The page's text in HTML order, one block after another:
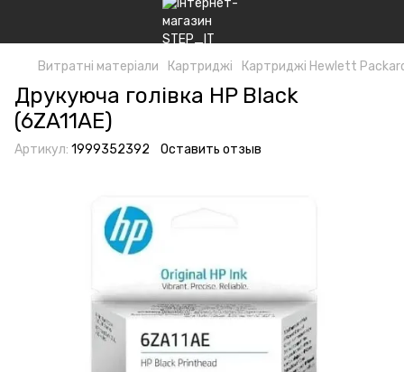
Витратні матеріали Картриджі Картриджі Hewlett
Друкуюча голівка HP Black
(6ZA11AE)
Артикул: 1999352392 Оставить отзыв